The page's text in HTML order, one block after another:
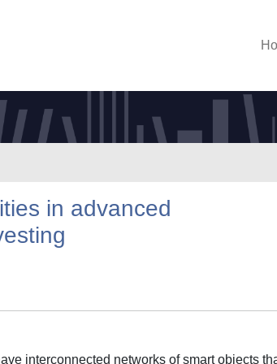
in advanced
interconnected networks of smart objects